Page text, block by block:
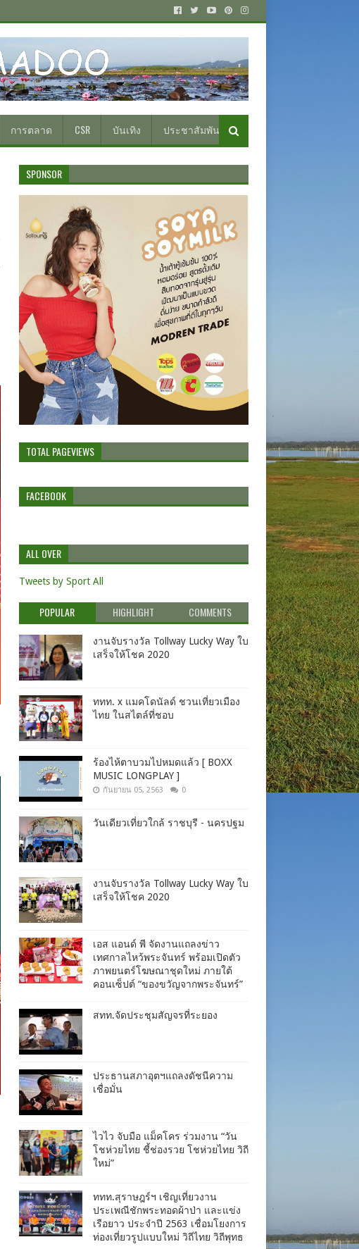
การตลาด CSR บันเทิง ประชาสัมพันธ์
SPONSOR
TOTAL PAGEVIEWS
FACEBOOK
ALL OVER
Tweets by Sport All
POPULAR HIGHLIGHT COMMENTS
งานจับรางวัล Tollway Lucky Way ใบ
เสร็จให้โชค 2020
ททท. x แมคโดนัลด์ ชวนเที่ยวเมือง
ไทย ในสไตล์ที่ชอบ
ร้องไห้ตาบวมไปหมดแล้ว [ BOXX
MUSIC LONGPLAY ]
กันยายน 05, 2563 0
วันเดียวเที่ยวใกล้ ราชบุรี - นครปฐม
งานจับรางวัล Tollway Lucky Way ใบ
เสร็จให้โชค 2020
เอส แอนด์ พี จัดงานแถลงข่าว
เทศกาลไหว้พระจันทร์ พร้อมเปิดตัว
ภาพยนตร์โฆษณาชุดใหม่ ภายใต้
คอนเซ็ปต์ “ของขวัญจากพระจันทร์”
สทท.จัดประชุมสัญจรที่ระยอง
ประธานสภาอุตฯแถลงดัชนีความ
เชื่อมั่น​
ไวไว จับมือ แม็คโคร ร่วมงาน “วัน
โชห่วยไทย ชี้ช่องรวย โชห่วยไทย วิถี
ใหม่”
ททท.สุราษฎร์ฯ เชิญเที่ยวงาน
ประเพณีชักพระทอดผ้าป่า และแข่ง
เรือยาว ประจำปี 2563 เชื่อมโยงการ
ท่องเที่ยวรูปแบบใหม่ วิถีไทย วิถีพุทธ